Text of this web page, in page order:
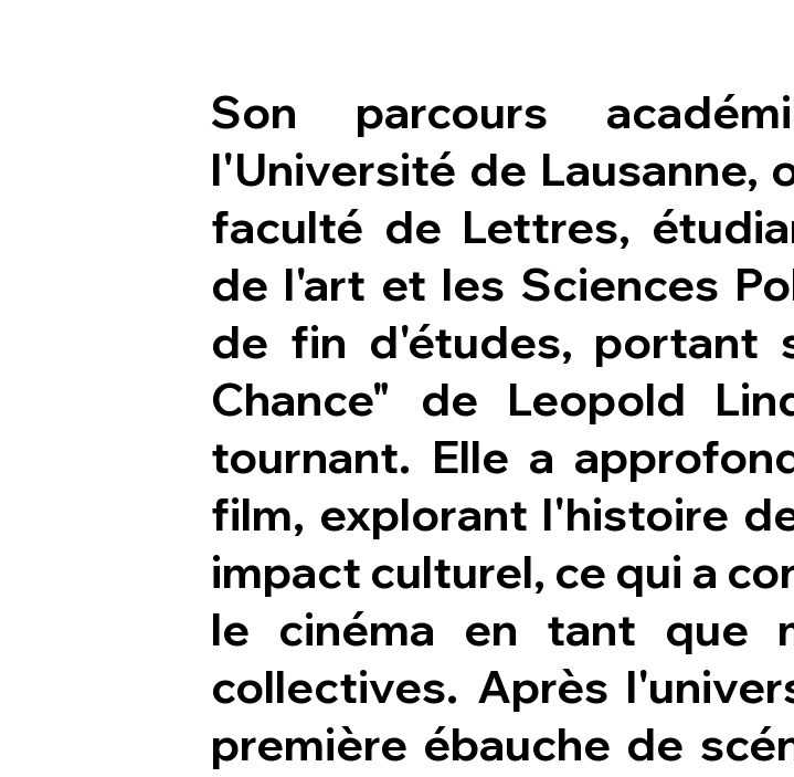
Son parcours
l'Université de Lausanne,
faculté de Lettres,
de l'art et les Sciences
de fin d'études, portant
Chance" de Leopold
tournant. Elle a
film, explorant l'histoire
impact culturel, ce qui a
le cinéma en tant que
collectives. Après
première ébauche de